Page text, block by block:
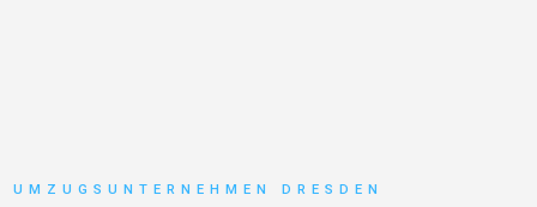
UMZUGSUNTERNEHMEN DRESDEN